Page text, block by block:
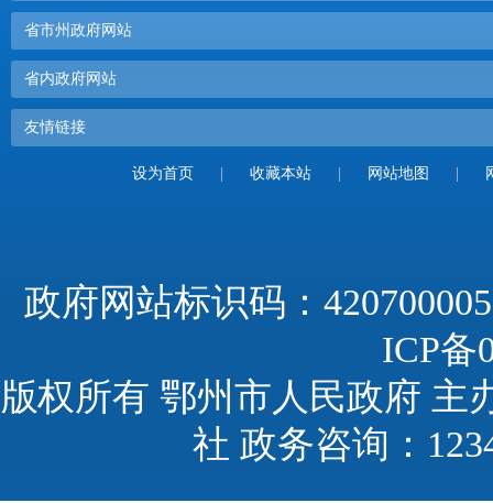
省市州政府网站
省内政府网站
友情链接
设为首页 收藏本站 网站地图
政府网站标识码：
ICP备
版权所有 鄂州市人民政府 主
社 政务咨询：